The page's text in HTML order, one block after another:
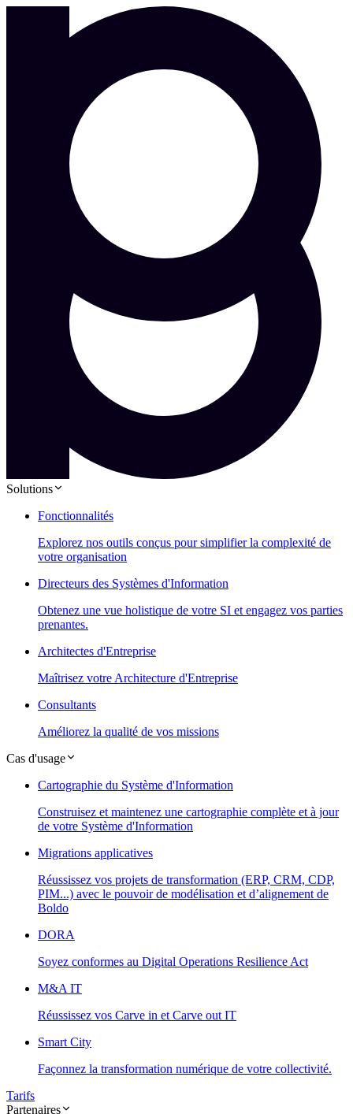
Solutions
Fonctionnalités
Explorez nos outils conçus pour simplifier la complexité de
votre organisation
Directeurs des Systèmes d'Information
Obtenez une vue holistique de votre SI et engagez vos parties
prenantes.
Architectes d'Entreprise
Maîtrisez votre Architecture d'Entreprise
Consultants
Améliorez la qualité de vos missions
Cas d'usage
Cartographie du Système d'Information
Construisez et maintenez une cartographie complète et à jour
de votre Système d'Information
Migrations applicatives
Réussissez vos projets de transformation (ERP, CRM, CDP,
PIM...) avec le pouvoir de modélisation et d’alignement de
Boldo
DORA
Soyez conformes au Digital Operations Resilience Act
M&A IT
Réussissez vos Carve in et Carve out IT
Smart City
Façonnez la transformation numérique de votre collectivité.
Tarifs
Partenaires